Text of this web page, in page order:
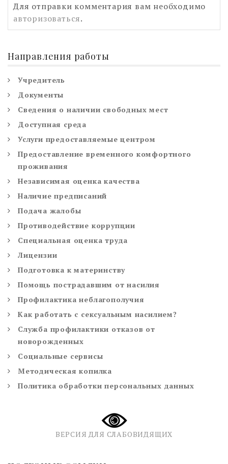
Для отправки комментария вам необходимо
авторизоваться.
Направления работы
Учредитель
Документы
Сведения о наличии свободных мест
Доступная среда
Услуги предоставляемые центром
Предоставление временного комфортного
проживания
Независимая оценка качества
Наличие предписаний
Подача жалобы
Противодействие коррупции
Специальная оценка труда
Лицензии
Подготовка к материнству
Помощь пострадавшим от насилия
Профилактика неблагополучия
Как работать с сексуальным насилием?
Служба профилактики отказов от
новорожденных
Социальные сервисы
Методическая копилка
Политика обработки персональных данных
ВЕРСИЯ ДЛЯ СЛАБОВИДЯЩИХ